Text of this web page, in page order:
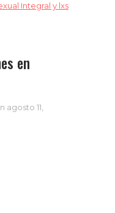
Integral y lxs
en
agosto 11,